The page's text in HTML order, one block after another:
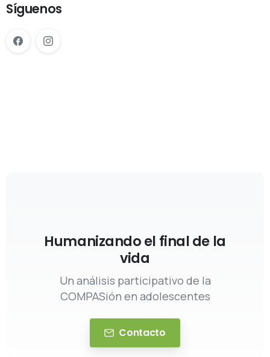
Síguenos
Humanizando el final de la
vida
Un análisis participativo de la
COMPASión en adolescentes
Contacto